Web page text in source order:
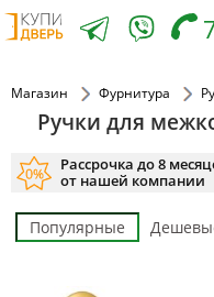
Магазин Фурнитура
Ручки для
Рассрочка до 8
от нашей компании
Популярные